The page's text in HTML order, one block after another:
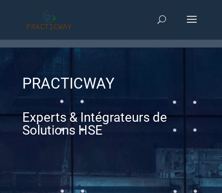
PRACTICWAY
Experts & Intégrateurs de
Solutions HSE